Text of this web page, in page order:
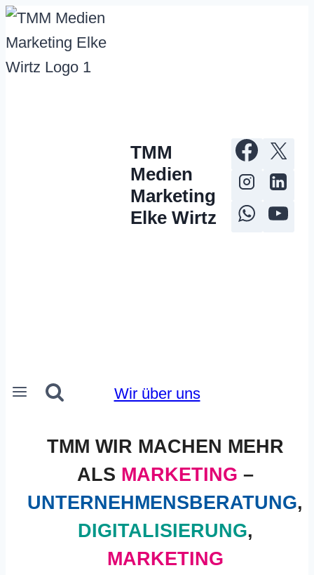
Zum
Inhalt
springen
TMM
Medien
Marketing
Elke Wirtz
Wir über uns
TMM WIR MACHEN MEHR
ALS MARKETING –
UNTERNEHMENSBERATUNG,
DIGITALISIERUNG,
MARKETING